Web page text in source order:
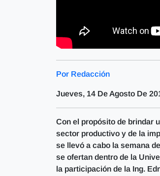
Por Redacción
Jueves, 14 De Agosto De
Con el propósito de brindar
sector productivo y de la
se llevó a cabo la semana
se ofertan dentro de la
la participación de la Ing.